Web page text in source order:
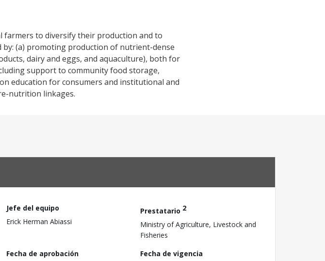
farmers to diversify their production and to
by: (a) promoting production of nutrient-dense
dairy and eggs, and aquaculture), both for
support to community food storage,
education for consumers and institutional and
nutrition linkages.
Jefe del equipo
Erick Herman Abiassi
Prestatario 2
Ministry of Agriculture, Livestock and
Fisheries
Fecha de aprobación
Fecha de vigencia